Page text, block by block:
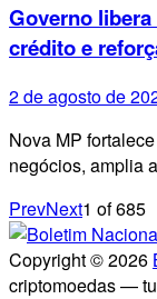
Governo
crédito e
2 de agosto de
Nova MP
negócios, amplia
PrevNext1 of685
Copyright © 2026
criptomoedas —